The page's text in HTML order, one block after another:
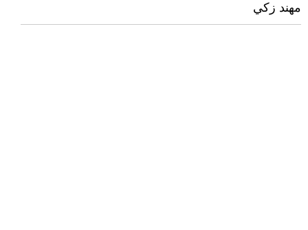
مهند زكي